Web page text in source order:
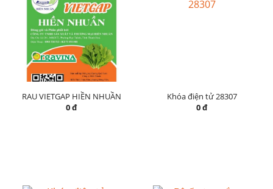
RAU VIETGAP HIỀN NHUẦN
0 đ
Khóa điện tử 28307
0 đ